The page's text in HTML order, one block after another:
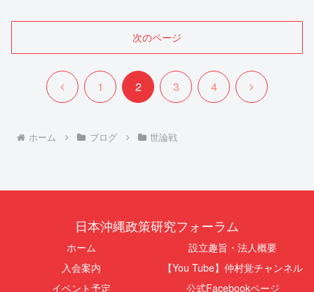
次のページ
前
1 2 3 4
次
ホーム ブログ 世論戦
日本沖縄政策研究フォーラム
ホーム
設立趣旨・法人概要
入会案内
【You Tube】仲村覚チャンネル
イベント予定
公式Facebookページ